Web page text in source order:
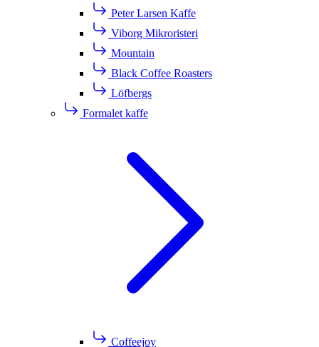
Peter Larsen Kaffe
Viborg Mikroristeri
Mountain
Black Coffee Roasters
Löfbergs
Formalet kaffe
Coffeejoy